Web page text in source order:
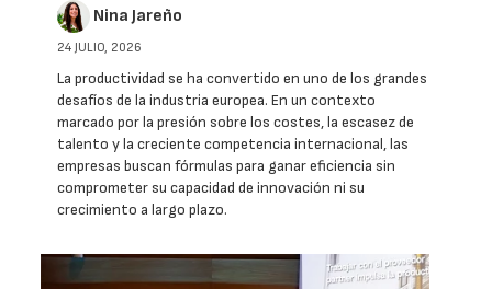
Nina Jareño
24 JULIO, 2026
La productividad se ha convertido en uno de los grandes
desafíos de la industria europea. En un contexto
marcado por la presión sobre los costes, la escasez de
talento y la creciente competencia internacional, las
empresas buscan fórmulas para ganar eficiencia sin
comprometer su capacidad de innovación ni su
crecimiento a largo plazo.